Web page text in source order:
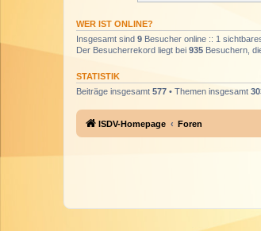
WER IST ONLINE?
Insgesamt sind 9 Besucher online :: 1
Der Besucherrekord liegt bei 935 Besuchern,
STATISTIK
Beiträge insgesamt 577 • Themen insgesamt
ISDV-Homepage Foren